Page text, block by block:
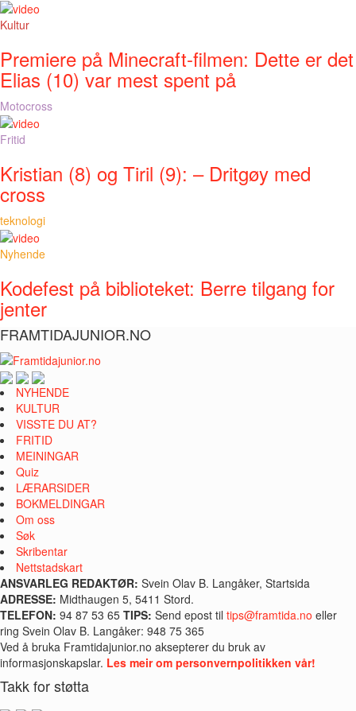
Kultur
Premiere på Minecraft-filmen: Dette er det
Elias (10) var mest spent på
Motocross
Fritid
Kristian (8) og Tiril (9): – Dritgøy med
cross
teknologi
Nyhende
Kodefest på biblioteket: Berre tilgang for
jenter
FRAMTIDAJUNIOR.NO
NYHENDE
KULTUR
VISSTE DU AT?
FRITID
MEININGAR
Quiz
LÆRARSIDER
BOKMELDINGAR
Om oss
Søk
Skribentar
Nettstadskart
ANSVARLEG REDAKTØR: Svein Olav B. Langåker, Startsida
ADRESSE: Midthaugen 5, 5411 Stord.
TELEFON: 94 87 53 65 TIPS: Send epost til tips@framtida.no eller
ring Svein Olav B. Langåker: 948 75 365
Ved å bruka Framtidajunior.no aksepterer du bruk av
informasjonskapslar. Les meir om personvernpolitikken vår!
Takk for støtta